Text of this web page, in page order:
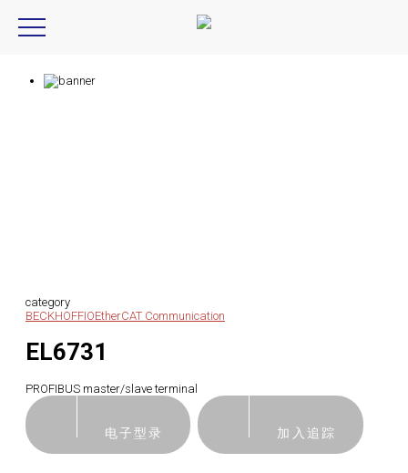
category
BECKHOFFIOEtherCAT Communication
EL6731
PROFIBUS master/slave terminal
电子型录 加入追踪